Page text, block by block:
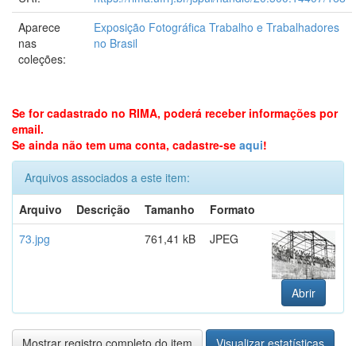
Aparece
nas
coleções:
Exposição Fotográfica Trabalho e Trabalhadores
no Brasil
Se for cadastrado no RIMA, poderá receber informações por
email.
Se ainda não tem uma conta, cadastre-se aqui!
Arquivos associados a este item:
Arquivo
Descrição Tamanho
Formato
73.jpg
761,41 kB JPEG
Abrir
Mostrar registro completo do item Visualizar estatísticas